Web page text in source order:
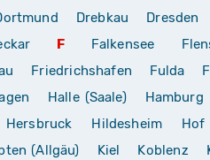
Drebkau Dresden
F Falkensee
Friedrichshafen Fulda
Halle (Saale) Hamburg
Hersbruck Hildesheim Hof
(Allgäu) Kiel Koblenz